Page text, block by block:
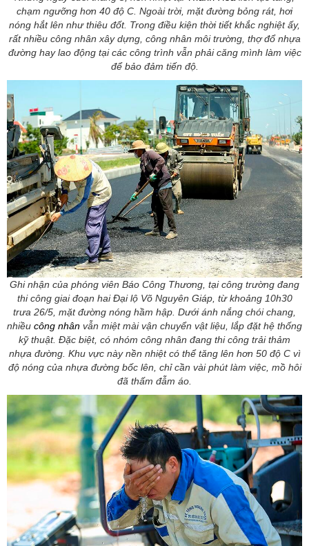
chạm ngưỡng hơn 40 độ C. Ngoài trời, mặt đường bỏng rát, hơi
nóng hắt lên như thiêu đốt. Trong điều kiện thời tiết khắc nghiệt ấy,
rất nhiều công nhân xây dựng, công nhân môi trường, thợ đổ nhựa
đường hay lao động tại các công trình vẫn phải căng mình làm việc
để bảo đảm tiến độ.
Ghi nhận của phóng viên Báo Công Thương, tại công trường đang
thi công giai đoạn hai Đại lộ Võ Nguyên Giáp, từ khoảng 10h30
trưa 26/5, mặt đường nóng hầm hập. Dưới ánh nắng chói chang,
nhiều công nhân vẫn miệt mài vận chuyển vật liệu, lắp đặt hệ thống
kỹ thuật. Đặc biệt, có nhóm công nhân đang thi công trải thảm
nhựa đường. Khu vực này nền nhiệt có thể tăng lên hơn 50 độ C vì
độ nóng của nhựa đường bốc lên, chỉ cần vài phút làm việc, mồ hôi
đã thấm đẫm áo.